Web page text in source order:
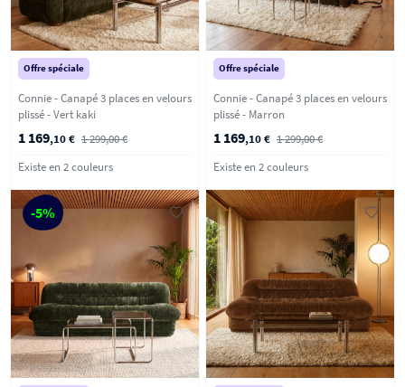
Offre spéciale
Connie - Canapé 3 places en velours
plissé - Vert kaki
1 169,10 € 1 299,00 €
Existe en 2 couleurs
Offre spéciale
Connie - Canapé 3 places en velours
plissé - Marron
1 169,10 € 1 299,00 €
Existe en 2 couleurs
-5%